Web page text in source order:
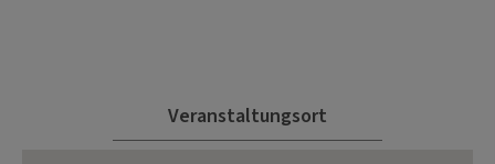
Veranstaltungsort